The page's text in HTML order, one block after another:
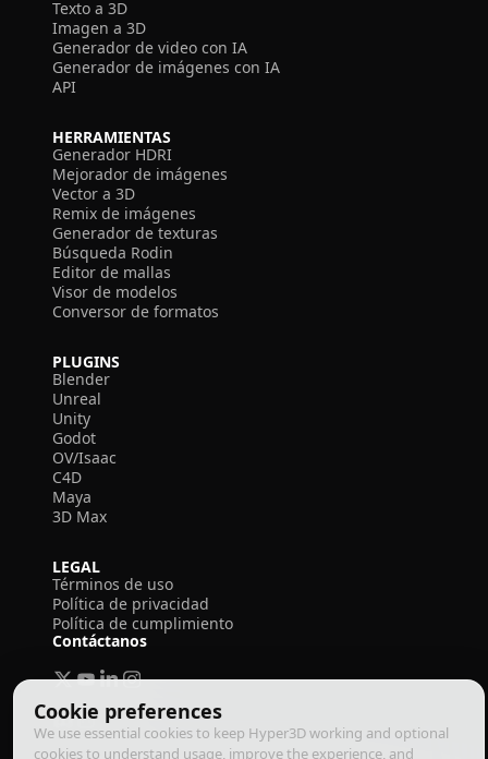
Cookie preferences
We use essential cookies to keep Hyper3D working and optional
cookies to understand usage, improve the experience, and
Texto a 3D
Imagen a 3D
Generador de video con IA
Generador de imágenes con IA
API
HERRAMIENTAS
Generador HDRI
Mejorador de imágenes
Vector a 3D
Remix de imágenes
Generador de texturas
Búsqueda Rodin
Editor de mallas
Visor de modelos
Conversor de formatos
PLUGINS
Blender
Unreal
Unity
Godot
OV/Isaac
C4D
Maya
3D Max
LEGAL
Términos de uso
Política de privacidad
Política de cumplimiento
Contáctanos